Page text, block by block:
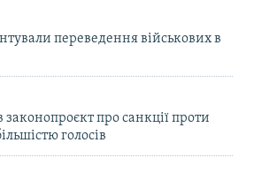
переведення військових в
про санкції проти
голосів